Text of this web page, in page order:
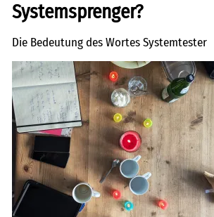
Systemsprenger?
Die Bedeutung des Wortes Systemtester